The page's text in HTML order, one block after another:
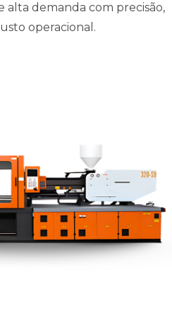
alta demanda com precisão,
operacional.